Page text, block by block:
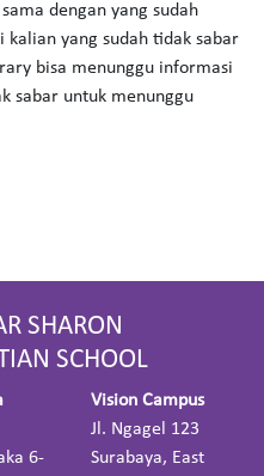
dengan yang sudah
yang sudah tidak sabar
bisa menunggu informasi
sabar untuk menunggu
SHARON
SCHOOL
6-
Vision Campus
Jl. Ngagel 123
Surabaya, East